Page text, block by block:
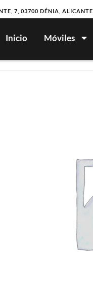
7, 03700 DÉNIA, ALICANTE
Inicio Móviles